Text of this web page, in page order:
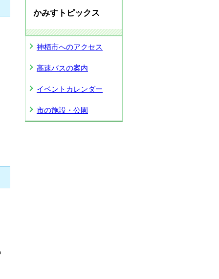
かみすトピックス
神栖市へのアクセス
高速バスの案内
イベントカレンダー
市の施設・公園